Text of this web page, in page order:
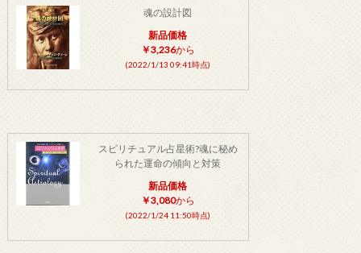
魂の設計図
新品価格
￥3,236から
(2022/1/13 09:41時点)
スピリチュアル占星術?魂に秘め
られた運命の傾向と対策
新品価格
￥3,080から
(2022/1/24 11:50時点)